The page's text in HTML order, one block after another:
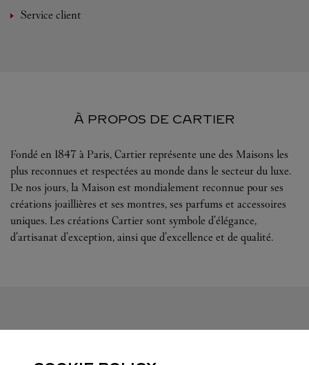
Service client
À PROPOS DE CARTIER
Fondé en 1847 à Paris, Cartier représente une des Maisons les
plus reconnues et respectées au monde dans le secteur du luxe.
De nos jours, la Maison est mondialement reconnue pour ses
créations joaillières et ses montres, ses parfums et accessoires
uniques. Les créations Cartier sont symbole d'élégance,
d'artisanat d'exception, ainsi que d'excellence et de qualité.
SUIVEZ-NOUS